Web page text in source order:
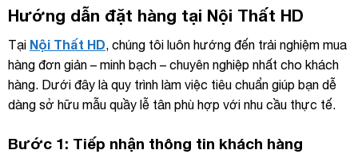
Hướng dẫn đặt hàng tại Nội Thất HD
Tại Nội Thất HD, chúng tôi luôn hướng đến trải nghiệm mua
hàng đơn giản – minh bạch – chuyên nghiệp nhất cho khách
hàng. Dưới đây là quy trình làm việc tiêu chuẩn giúp bạn dễ
dàng sở hữu mẫu quầy lễ tân phù hợp với nhu cầu thực tế.
Bước 1: Tiếp nhận thông tin khách hàng